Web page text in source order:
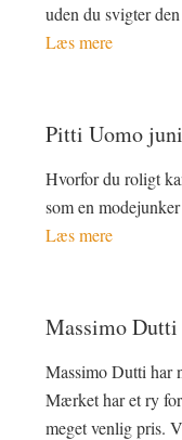
uden du svigter
Læs mere
Pitti Uomo
Hvorfor du roligt
som en
Læs mere
Massimo
Massimo Dutti har
Mærket har et ry
meget venlig pris.